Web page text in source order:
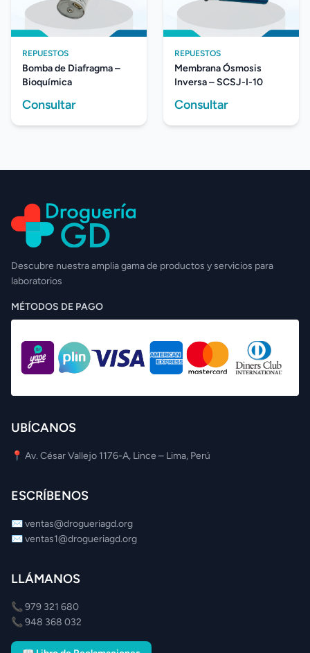
REPUESTOS
Bomba de Diafragma –
Bioquímica
Consultar
REPUESTOS
Membrana Ósmosis
Inversa – SCSJ-I-10
Consultar
Descubre nuestra amplia gama de productos y servicios para
laboratorios
MÉTODOS DE PAGO
UBÍCANOS
📍 Av. César Vallejo 1176-A, Lince – Lima, Perú
ESCRÍBENOS
✉️ventas@drogueriagd.org
✉️ventas1@drogueriagd.org
LLÁMANOS
📞 979 321 680
📞 948 368 032